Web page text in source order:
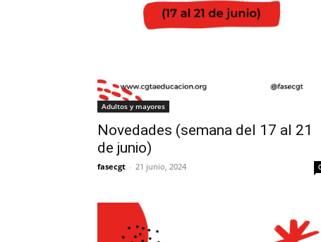
Adultos y mayores
Novedades (semana del 17 al 21
de junio)
fasecgt - 21 junio, 2024